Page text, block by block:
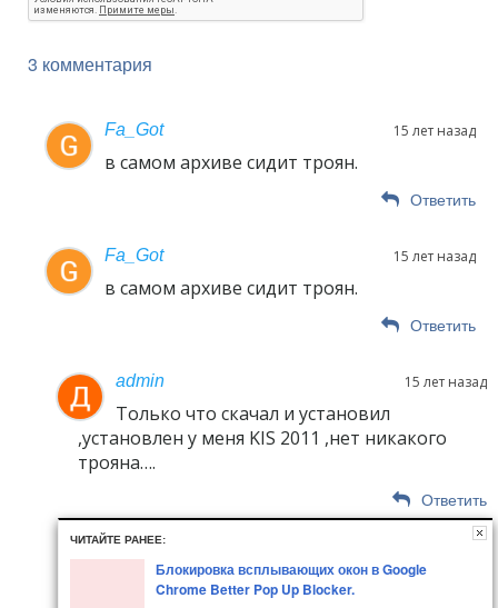
3 комментария
Fa_Got 15 лет назад
в самом архиве сидит троян.
Ответить
Fa_Got 15 лет назад
в самом архиве сидит троян.
Ответить
admin 15 лет назад
Только что скачал и установил
,установлен у меня KIS 2011 ,нет никакого
трояна….
Ответить
ЧИТАЙТЕ РАНЕЕ:
Блокировка всплывающих окон в Google
Chrome Better Pop Up Blocker.